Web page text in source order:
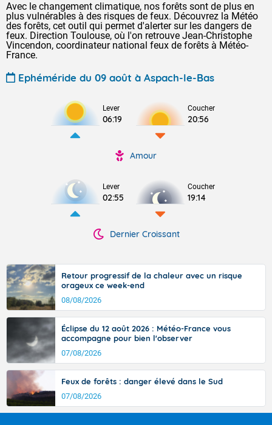
Avec le changement climatique, nos forêts sont de plus en
plus vulnérables à des risques de feux. Découvrez la Météo
des forêts, cet outil qui permet d'alerter sur les dangers de
feux. Direction Toulouse, où l'on retrouve Jean-Christophe
Vincendon, coordinateur national feux de forêts à Météo-
France.
Ephéméride du 09 août à Aspach-le-Bas
Lever
06:19
Coucher
20:56
Amour
Lever
02:55
Coucher
19:14
Dernier Croissant
Retour progressif de la chaleur avec un risque
orageux ce week-end
08/08/2026
Éclipse du 12 août 2026 : Météo-France vous
accompagne pour bien l'observer
07/08/2026
Feux de forêts : danger élevé dans le Sud
07/08/2026